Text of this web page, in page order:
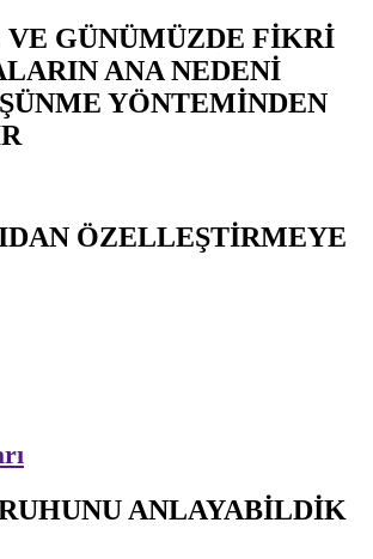
VE GÜNÜMÜZDE FİKRİ
ANA NEDENİ
YÖNTEMİNDEN
ÖZELLEŞTİRMEYE
ANLAYABİLDİK